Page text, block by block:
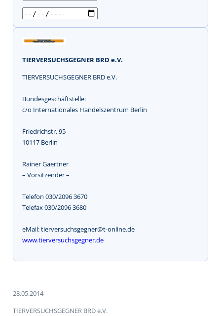
TIERVERSUCHSGEGNER BRD e.V.
TIERVERSUCHSGEGNER BRD e.V.
Bundesgeschäftstelle:
c/o Internationales Handelszentrum Berlin
Friedrichstr. 95
10117 Berlin
Rainer Gaertner
– Vorsitzender –
Telefon 030/2096 3670
Telefax 030/2096 3680
eMail: tierversuchsgegner@t-online.de
www.tierversuchsgegner.de
28.05.2014
TIERVERSUCHSGEGNER BRD e.V.